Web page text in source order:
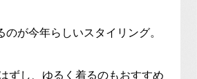
のが今年らしいスタイリング。
ずし、ゆるく着るのもおすすめ